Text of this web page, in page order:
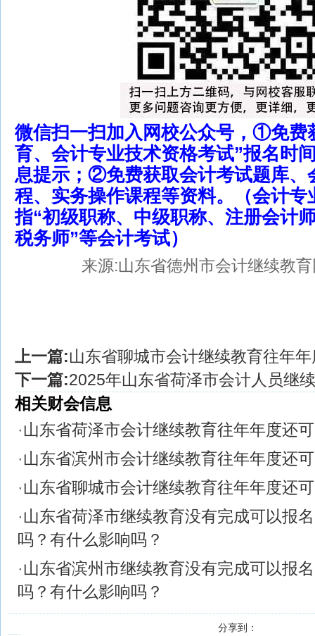
微信扫一扫加入网校公众号，①免费
育、会计专业技术资格考试”报名时
息提示；②免费获取会计考试题库、
程、实务操作课程等资料。（会计专
指“初级职称、中级职称、注册会计
税务师”等会计考试）
来源:山东省德州市会计继续教
上一篇:山东省聊城市会计继续教育往年
下一篇:2025年山东省荷泽市会计人员继
相关财会信息
·山东省荷泽市会计继续教育往年年度还
·山东省滨州市会计继续教育往年年度还
·山东省聊城市会计继续教育往年年度还
·山东省荷泽市继续教育没有完成可以报
吗？有什么影响吗？
·山东省滨州市继续教育没有完成可以报
吗？有什么影响吗？
分享到：